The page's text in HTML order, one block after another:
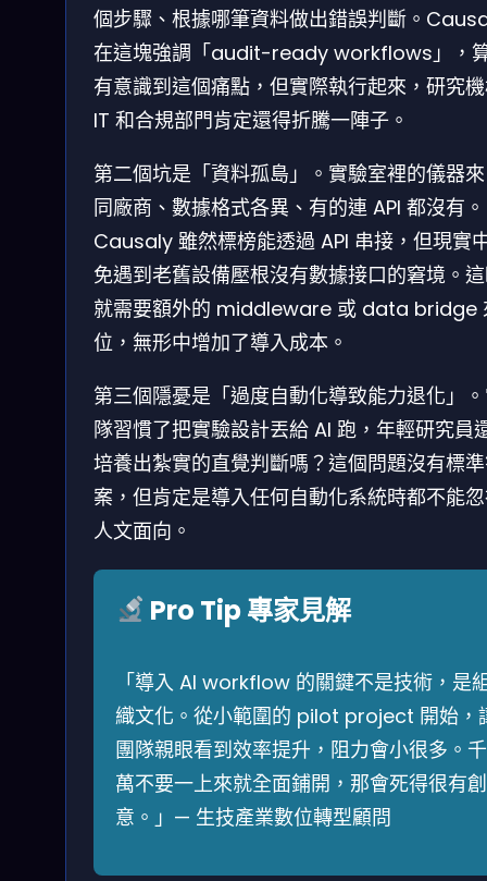
個步驟、根據哪筆資料做出錯誤判斷。
在這塊強調「audit-ready workflows」，
有意識到這個痛點，但實際執行起來，研究
IT 和合規部門肯定還得折騰一陣子。
第二個坑是「資料孤島」。實驗室裡的儀器
同廠商、數據格式各異、有的連 API 都沒有。
Causaly 雖然標榜能透過 API 串接，但現實
免遇到老舊設備壓根沒有數據接口的窘境。
就需要額外的 middleware 或 data bridge
位，無形中增加了導入成本。
第三個隱憂是「過度自動化導致能力退化」
隊習慣了把實驗設計丟給 AI 跑，年輕研究員
培養出紮實的直覺判斷嗎？這個問題沒有標
案，但肯定是導入任何自動化系統時都不能
人文面向。
Pro Tip 專家見解
「導入 AI workflow 的關鍵不是技術，是
織文化。從小範圍的 pilot project 開始，
團隊親眼看到效率提升，阻力會小很多。千
萬不要一上來就全面鋪開，那會死得很有創
意。」— 生技產業數位轉型顧問